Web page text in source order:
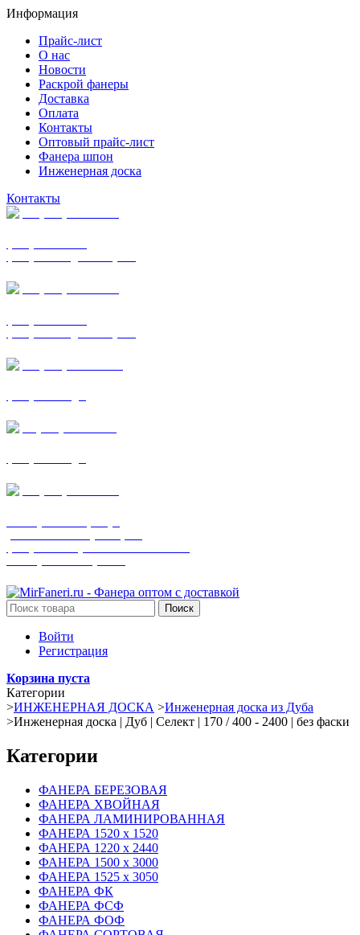
Информация
Прайс-лист
О нас
Новости
Раскрой фанеры
Доставка
Оплата
Контакты
Оптовый прайс-лист
Фанера шпон
Инженерная доска
Контакты
Поиск
Войти
Регистрация
Корзина пуста
Категории
>ИНЖЕНЕРНАЯ ДОСКА >Инженерная доска из Дуба
>Инженерная доска | Дуб | Селект | 170 / 400 - 2400 | без фаски
Категории
ФАНЕРА БЕРЕЗОВАЯ
ФАНЕРА ХВОЙНАЯ
ФАНЕРА ЛАМИНИРОВАННАЯ
ФАНЕРА 1520 х 1520
ФАНЕРА 1220 х 2440
ФАНЕРА 1500 х 3000
ФАНЕРА 1525 х 3050
ФАНЕРА ФК
ФАНЕРА ФСФ
ФАНЕРА ФОФ